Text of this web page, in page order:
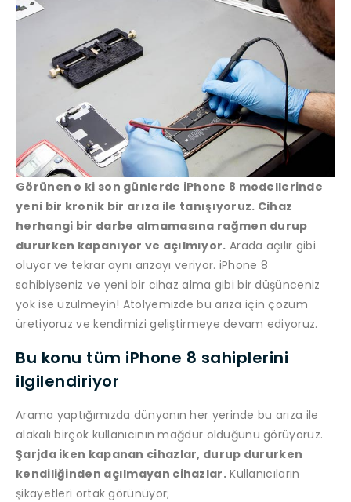
Görünen o ki son günlerde iPhone 8 modellerinde
yeni bir kronik bir arıza ile tanışıyoruz. Cihaz
herhangi bir darbe almamasına rağmen durup
dururken kapanıyor ve açılmıyor. Arada açılır gibi
oluyor ve tekrar aynı arızayı veriyor. iPhone 8
sahibiyseniz ve yeni bir cihaz alma gibi bir düşünceniz
yok ise üzülmeyin! Atölyemizde bu arıza için çözüm
üretiyoruz ve kendimizi geliştirmeye devam ediyoruz.
Bu konu tüm iPhone 8 sahiplerini
ilgilendiriyor
Arama yaptığımızda dünyanın her yerinde bu arıza ile
alakalı birçok kullanıcının mağdur olduğunu görüyoruz.
Şarjda iken kapanan cihazlar, durup dururken
kendiliğinden açılmayan cihazlar.Kullanıcıların
şikayetleri ortak görünüyor;